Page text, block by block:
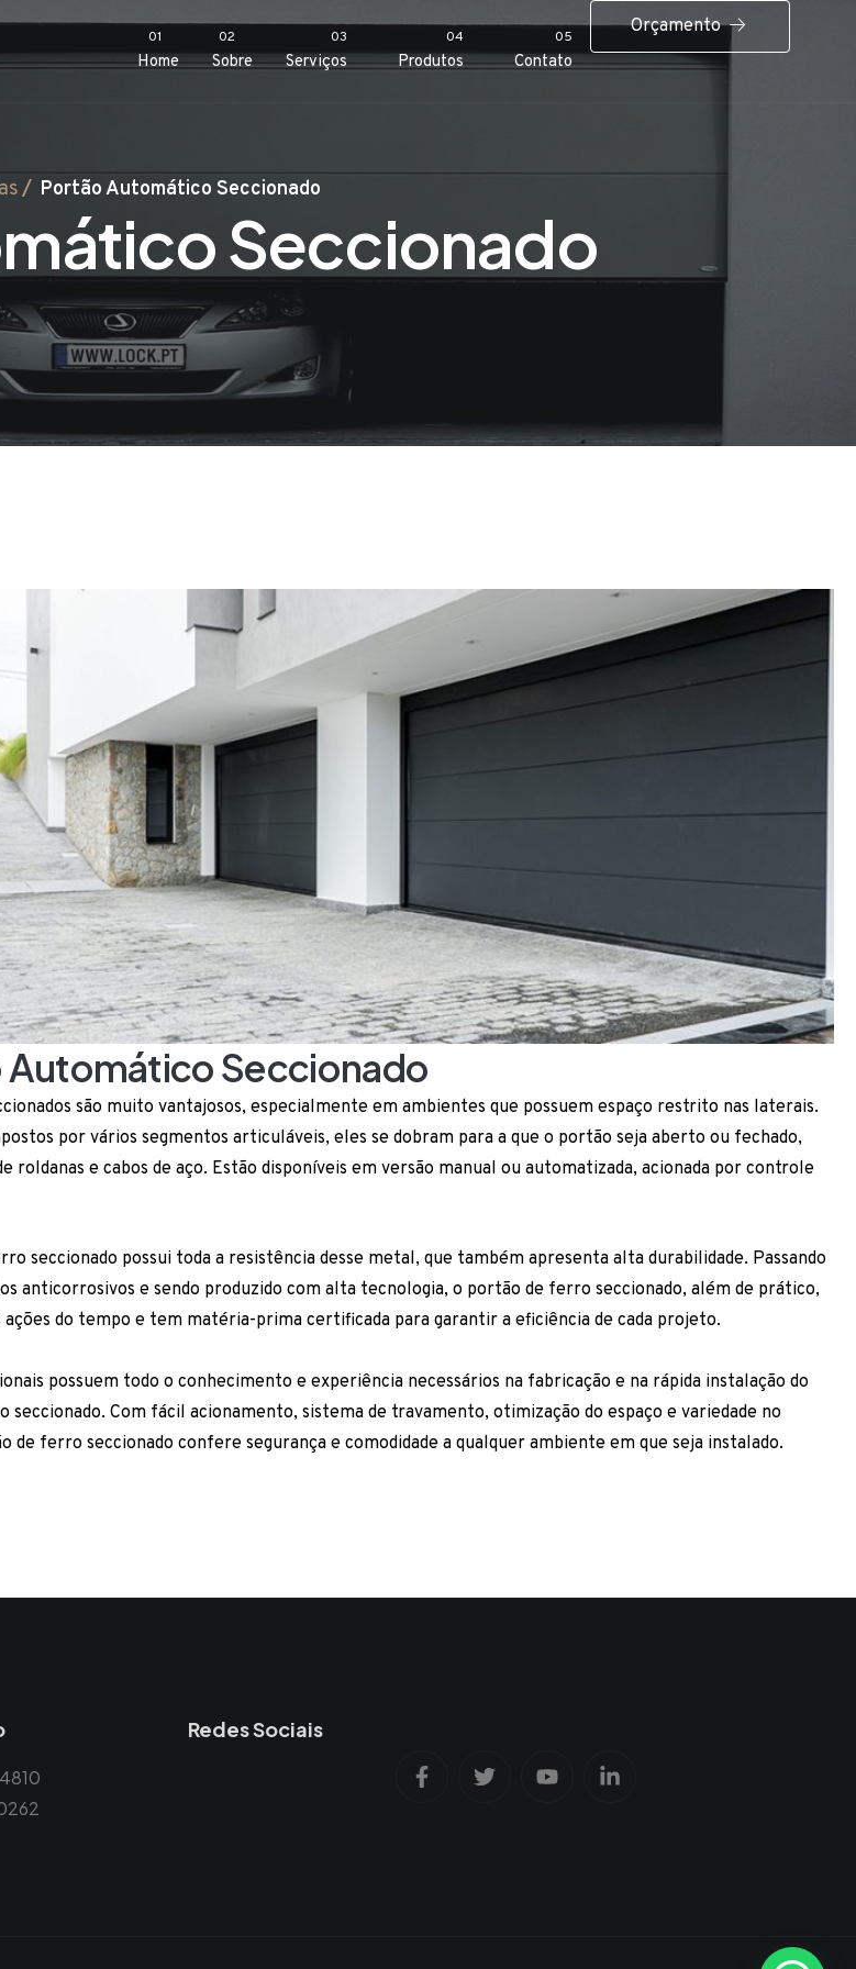
Home
01
Sobre
02
Serviços
03
Produtos
04
Contato
05 Orçamento
Portão Automático Seccionado
Seccionado
Automático Seccionado
são muito vantajosos, especialmente em ambientes que possuem espaço restrito nas laterais.
por vários segmentos articuláveis, eles se dobram para a que o portão seja aberto ou fechado,
roldanas e cabos de aço. Estão disponíveis em versão manual ou automatizada, acionada por controle
seccionado possui toda a resistência desse metal, que também apresenta alta durabilidade. Passando
anticorrosivos e sendo produzido com alta tecnologia, o portão de ferro seccionado, além de prático,
ações do tempo e tem matéria-prima certificada para garantir a eficiência de cada projeto.
possuem todo o conhecimento e experiência necessários na fabricação e na rápida instalação do
seccionado. Com fácil acionamento, sistema de travamento, otimização do espaço e variedade no
de ferro seccionado confere segurança e comodidade a qualquer ambiente em que seja instalado.
Redes Sociais